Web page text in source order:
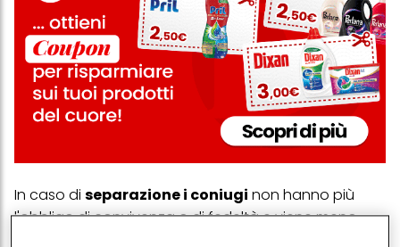
In caso di separazione i coniugi non hanno più
l'obbligo di convivenza o di fedeltà e viene meno